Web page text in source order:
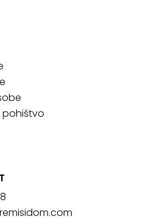
pohištvo